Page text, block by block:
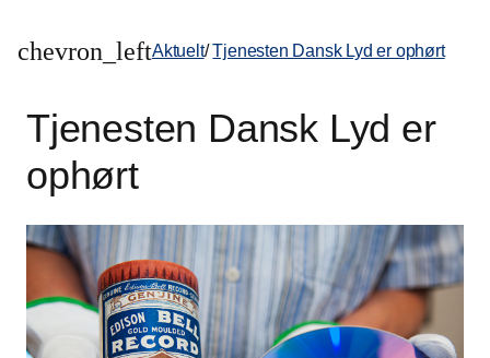
chevron_leftAktuelt/ Tjenesten Dansk Lyd er ophørt
Tjenesten Dansk Lyd er
ophørt